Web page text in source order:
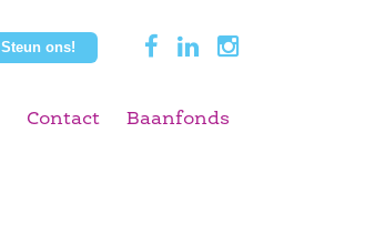
Steun ons!
Contact Baanfonds